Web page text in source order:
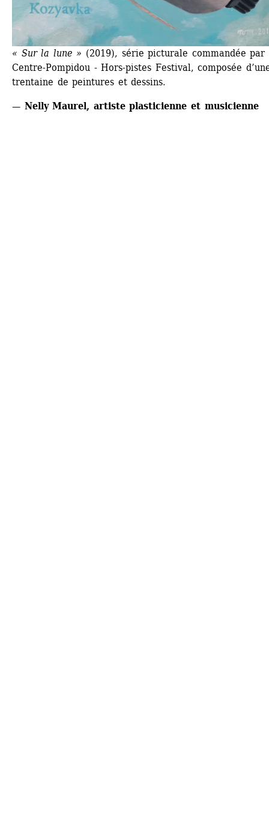
« Sur la lune » (2019), série picturale commandée par
Centre-Pompidou - Hors-pistes Festival, composée
trentaine de peintures et dessins.
— Nelly Maurel, artiste plasticienne et musicienne